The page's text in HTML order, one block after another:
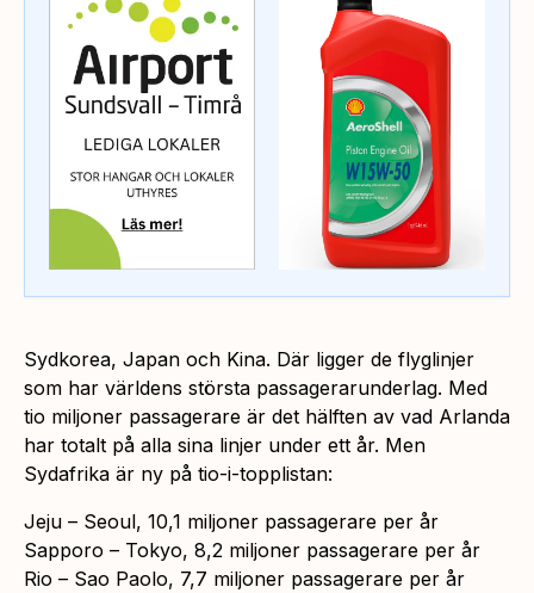
Sydkorea, Japan och Kina. Där ligger de flyglinjer
som har världens största passagerarunderlag. Med
tio miljoner passagerare är det hälften av vad Arlanda
har totalt på alla sina linjer under ett år. Men
Sydafrika är ny på tio-i-topplistan:
Jeju – Seoul, 10,1 miljoner passagerare per år
Sapporo – Tokyo, 8,2 miljoner passagerare per år
Rio – Sao Paolo, 7,7 miljoner passagerare per år